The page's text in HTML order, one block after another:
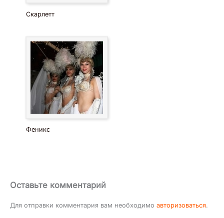
Скарлетт
Феникс
Оставьте комментарий
Для отправки комментария вам необходимо авторизоваться.